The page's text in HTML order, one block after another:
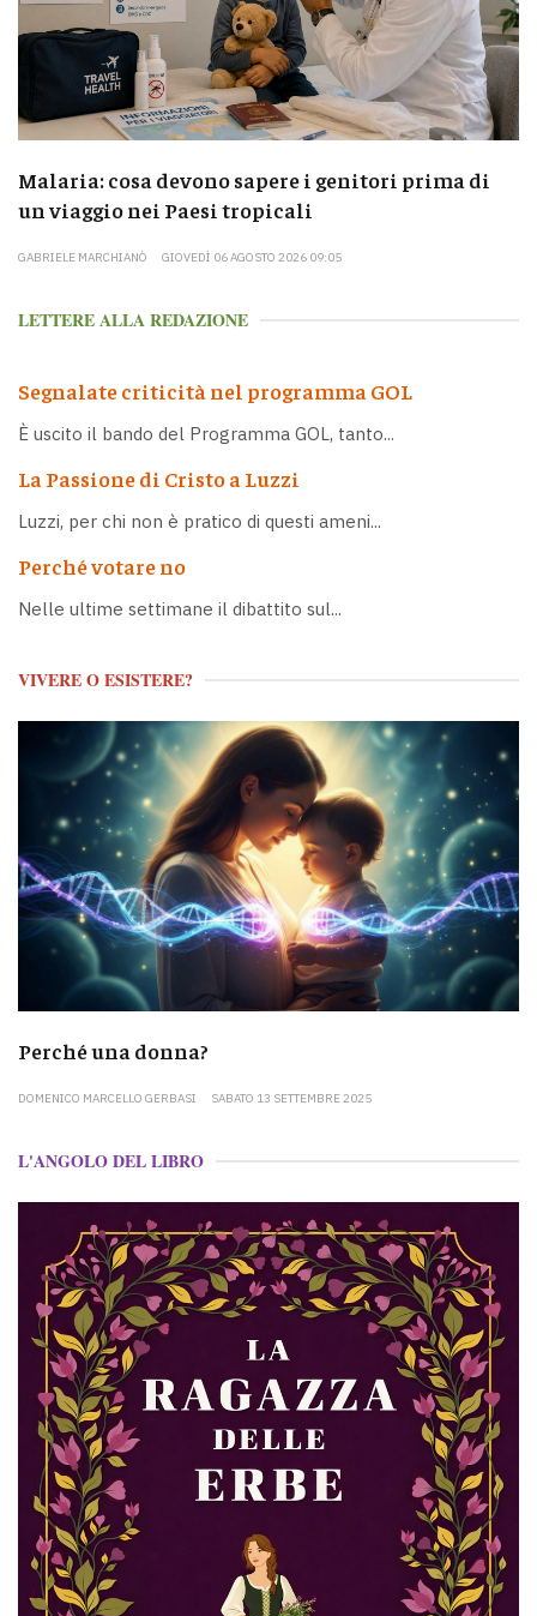
Malaria: cosa devono sapere i genitori prima di
un viaggio nei Paesi tropicali
GABRIELE MARCHIANÒ GIOVEDÌ 06 AGOSTO 2026 09:05
LETTERE ALLA REDAZIONE
Segnalate criticità nel programma GOL
È uscito il bando del Programma GOL, tanto...
La Passione di Cristo a Luzzi
Luzzi, per chi non è pratico di questi ameni...
Perché votare no
Nelle ultime settimane il dibattito sul...
VIVERE O ESISTERE?
Perché una donna?
DOMENICO MARCELLO GERBASI SABATO 13 SETTEMBRE 2025
L'ANGOLO DEL LIBRO